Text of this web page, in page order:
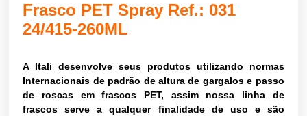
Frasco PET Spray Ref.: 031
24/415-260ML
A Itali desenvolve seus produtos utilizando normas
Internacionais de padrão de altura de gargalos e passo
de roscas em frascos PET, assim nossa linha de
frascos serve a qualquer finalidade de uso e são